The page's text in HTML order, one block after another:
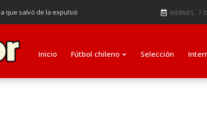
que salvó de la expulsió
a octavos de
su nuevo entrenador para
VIERNES, 7
Inicio Fútbol chileno Selección